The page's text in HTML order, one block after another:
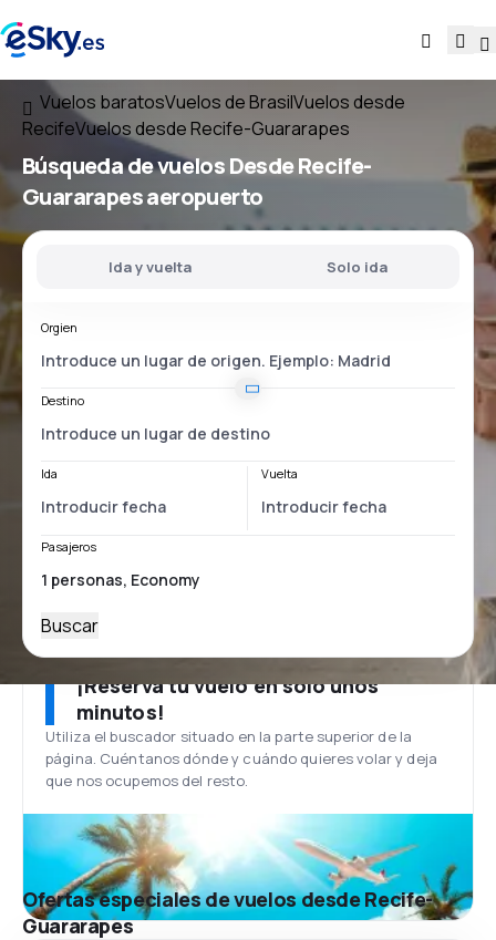
Vuelos baratosVuelos de BrasilVuelos desde
RecifeVuelos desde Recife-Guararapes
Búsqueda de vuelosDesdeRecife-
Guararapesaeropuerto
Ida y vuelta Solo ida
Orgien
Destino
Ida Vuelta
Pasajeros
Buscar
¡Reserva tu vuelo en solo unos
minutos!
Utiliza el buscador situado en la parte superior de la
página. Cuéntanos dónde y cuándo quieres volar y deja
que nos ocupemos del resto.
Ofertas especiales de vuelos desde Recife-
Guararapes